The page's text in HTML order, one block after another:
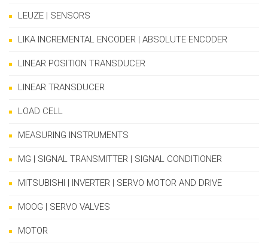
LEUZE | SENSORS
LIKA INCREMENTAL ENCODER | ABSOLUTE ENCODER
LINEAR POSITION TRANSDUCER
LINEAR TRANSDUCER
LOAD CELL
MEASURING INSTRUMENTS
MG | SIGNAL TRANSMITTER | SIGNAL CONDITIONER
MITSUBISHI | INVERTER | SERVO MOTOR AND DRIVE
MOOG | SERVO VALVES
MOTOR